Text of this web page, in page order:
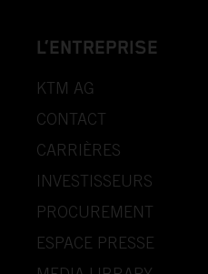
L’ENTREPRISE
KTM AG
CONTACT
CARRIÈRES
INVESTISSEURS
PROCUREMENT
ESPACE PRESSE